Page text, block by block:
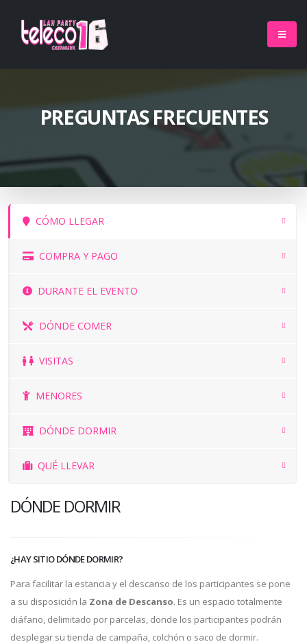
PREGUNTAS FRECUENTES
CÓMO LLEGAR
COMPRA Y PAGO
DURANTE EL EVENTO
DÓNDE COMER
VISITAS
MENORES
DÓNDE DORMIR
QUÉ LLEVAR
DÓNDE DORMIR
¿HAY SITIO DÓNDE DORMIR?
Para facilitar la estancia y el descanso de los participantes se pone
a su disposición la Zona de Descanso. Es un espacio totalmente
diáfano, delimitado por parcelas, donde los participantes podrán
desplegar su tienda de campaña, colchón o saco de dormir.